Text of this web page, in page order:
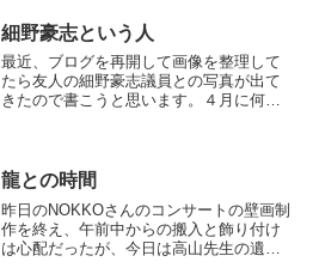
細野豪志という人
最近、ブログを再開して画像を整理して
たら友人の細野豪志議員との写真が出て
きたので書こうと思います。４月に何と
してみると人間は顔にでま...
龍との時間
昨日のNOKKOさんのコンサートの壁画制
作を終え、午前中からの搬入と飾り付け
は心配だったが、今日は高山先生の遺作